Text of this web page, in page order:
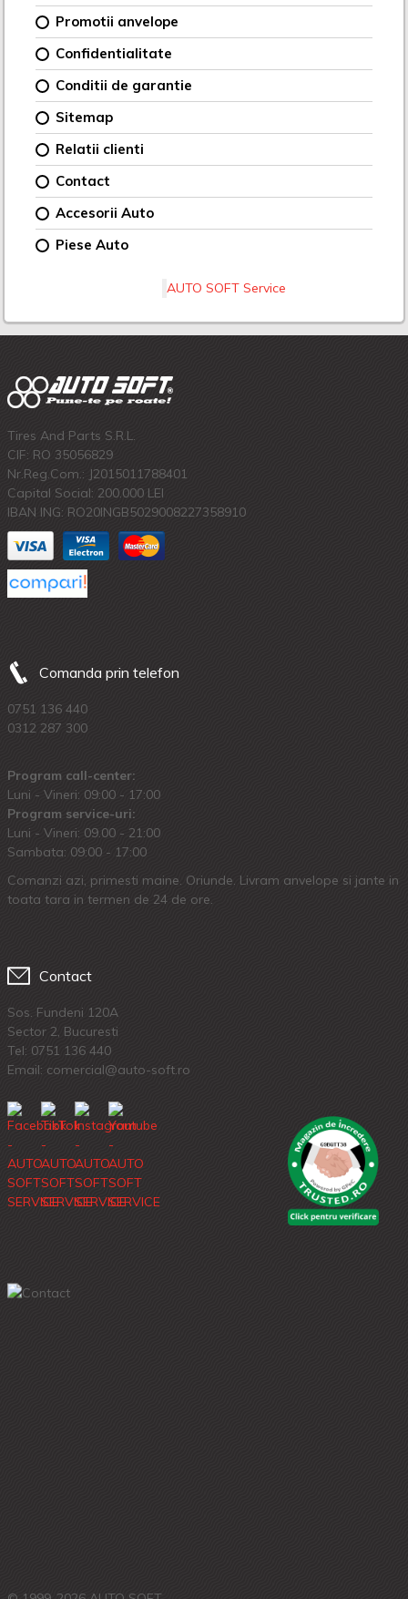
Promotii anvelope
Confidentialitate
Conditii de garantie
Sitemap
Relatii clienti
Contact
Accesorii Auto
Piese Auto
AUTO SOFT Service
Tires And Parts S.R.L.
CIF: RO 35056829
Nr.Reg.Com.: J2015011788401
Capital Social: 200.000 LEI
IBAN ING: RO20INGB5029008227358910
Comanda prin telefon
0751 136 440
0312 287 300
Program call-center:
Luni - Vineri: 09:00 - 17:00
Program service-uri:
Luni - Vineri: 09.00 - 21:00
Sambata: 09:00 - 17:00
Comanzi azi, primesti maine. Oriunde. Livram anvelope si jante in
toata tara in termen de 24 de ore.
Contact
Sos. Fundeni 120A
Sector 2, Bucuresti
Tel: 0751 136 440
Email: comercial@auto-soft.ro